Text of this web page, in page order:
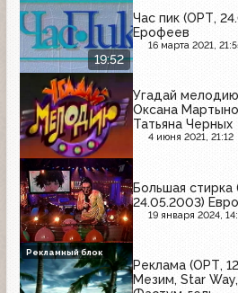
19:52
Час пик (ОРТ,
Ерофеев
16 марта 2021,
Угадай мелодию
Оксана
Татьяна Черных
4 июня 2021, 21:12
Большая стирка
24.05.2003)
19 января 2024,
Реклама (ОРТ,
Мезим, Star
Рекламный блок